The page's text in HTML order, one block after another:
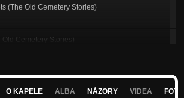
(The Old Cemetery Stories)
Cemetery Stories)
O KAPELE ALBA NÁZORY VIDEA